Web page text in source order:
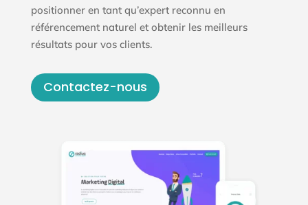
positionner en tant qu’expert reconnu en
référencement naturel et obtenir les meilleurs
résultats pour vos clients.
Contactez-nous